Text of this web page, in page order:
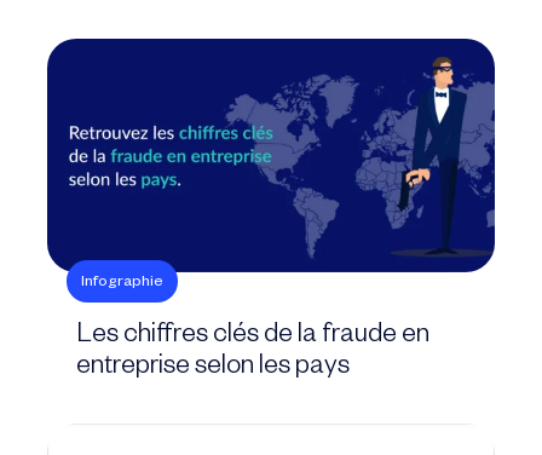
Infographie
Les chiffres clés de la fraude en
entreprise selon les pays